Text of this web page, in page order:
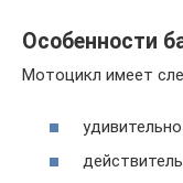
Особенности
Мотоцикл имеет